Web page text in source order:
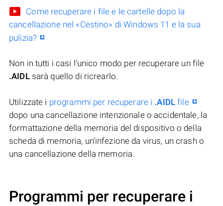
Come recuperare i file e le cartelle dopo la
cancellazione nel «Cestino» di Windows 11 e la sua
pulizia?
Non in tutti i casi l’unico modo per recuperare un file
.AIDLsarà quello di ricrearlo.
Utilizzate i programmi per recuperare i .AIDL file
dopo una cancellazione intenzionale o accidentale, la
formattazione della memoria del dispositivo o della
scheda di memoria, un’infezione da virus, un crash o
una cancellazione della memoria.
Programmi per recuperare i